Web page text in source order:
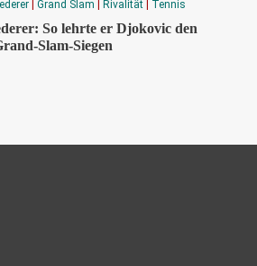
Grand Slam Rivalität Tennis
So lehrte er Djokovic den
Slam-Siegen